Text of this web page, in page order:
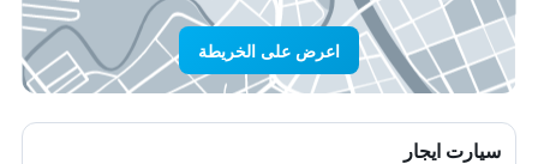
اعرض على الخريطة
سيارت ايجار